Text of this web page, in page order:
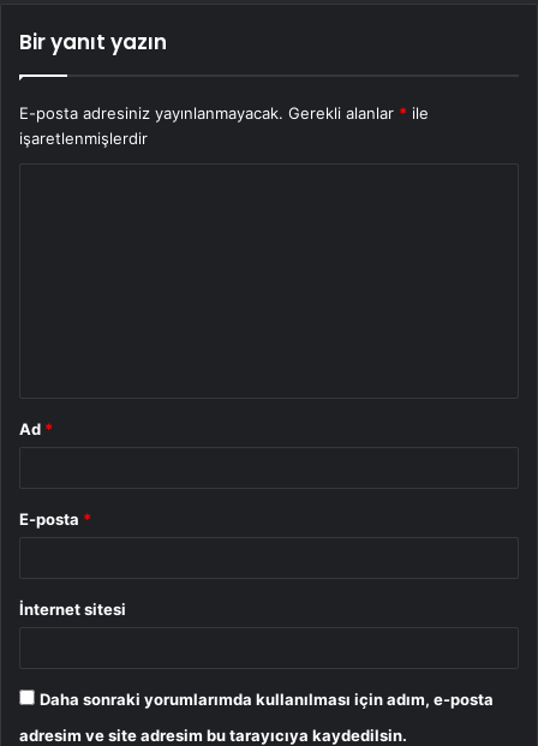
Bir yanıt yazın
E-posta adresiniz yayınlanmayacak. Gerekli alanlar * ile
işaretlenmişlerdir
Ad *
E-posta *
İnternet sitesi
Daha sonraki yorumlarımda kullanılması için adım, e-posta
adresim ve site adresim bu tarayıcıya kaydedilsin.